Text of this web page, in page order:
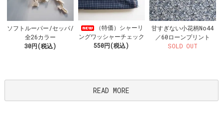
ソフトルーパー/セッパ/
全26カラー
30円(税込)
（特価）シャーリ
ングワッシャーチェック
550円(税込)
甘すぎない小花柄No44
／60ローンプリント
SOLD OUT
READ MORE